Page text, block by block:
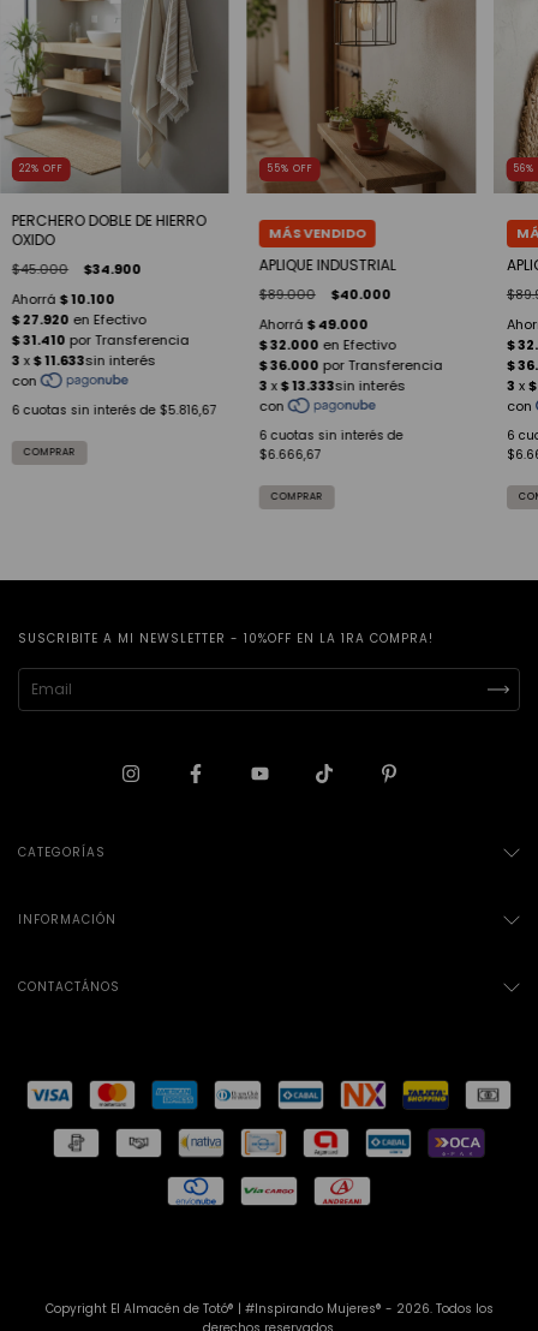
22% OFF
PERCHERO DOBLE DE HIERRO
OXIDO
$45.000 $34.900
6 cuotas sin interés de $5.816,67
55% OFF
APLIQUE INDUSTRIAL
$89.000 $40.000
6 cuotas sin interés de
$6.666,67
56%
6
SUSCRIBITE A MI NEWSLETTER - 10%OFF EN LA 1RA COMPRA!
CATEGORÍAS
INFORMACIÓN
CONTACTÁNOS
Copyright El Almacén de Totó® | #Inspirando Mujeres® - 2026. Todos los